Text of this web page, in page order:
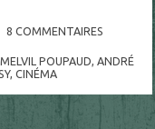
8 COMMENTAIRES
MELVIL POUPAUD ANDRÉ
,CINÉMA